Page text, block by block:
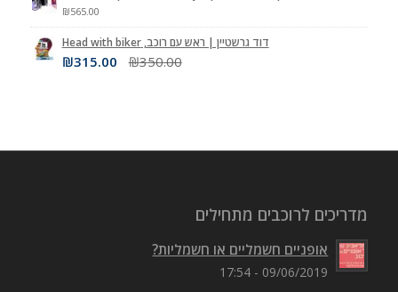
₪565.00
דוד גרשטיין | ראש עם רוכב, Head with biker
₪350.00
₪315.00
מדריכים לרוכבים מתחילים
אופניים חשמליים או חשמליות?
09/06/2019 - 17:54